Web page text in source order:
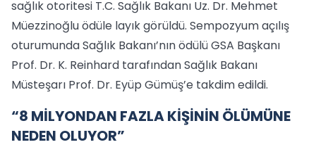
sağlık otoritesi T.C. Sağlık Bakanı Uz. Dr. Mehmet
Müezzinoğlu ödüle layık görüldü. Sempozyum açılış
oturumunda Sağlık Bakanı’nın ödülü GSA Başkanı
Prof. Dr. K. Reinhard tarafından Sağlık Bakanı
Müsteşarı Prof. Dr. Eyüp Gümüş’e takdim edildi.
“8 MİLYONDAN FAZLA KİŞİNİN ÖLÜMÜNE
NEDEN OLUYOR”